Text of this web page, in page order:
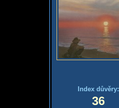
Index důvěry:
36